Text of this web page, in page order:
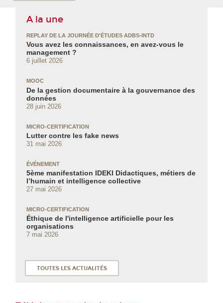
A la une
REPLAY DE LA JOURNÉE D'ÉTUDES ADBS-INTD
Vous avez les connaissances, en avez‑vous le
management ?
6 juillet 2026
MOOC
De la gestion documentaire à la gouvernance des
données
28 juin 2026
MICRO-CERTIFICATION
Lutter contre les fake news
31 mai 2026
ÉVÉNEMENT
5ème manifestation IDEKI Didactiques, métiers de
l’humain et intelligence collective
27 mai 2026
MICRO-CERTIFICATION
Éthique de l'intelligence artificielle pour les
organisations
7 mai 2026
TOUTES LES ACTUALITÉS